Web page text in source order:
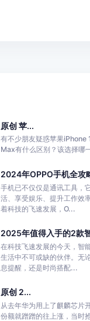
原创 苹...
有不少朋友疑惑苹果iPhone
Max有什么区别？该选择哪
2024年OPPO手机全攻
手机已不仅仅是通讯工具，
活、享受娱乐、提升工作效
着科技的飞速发展，O...
2025年值得入手的2款
在科技飞速发展的今天，智
生活中不可或缺的伙伴。无
息提醒，还是时尚搭配...
原创 2...
从去年华为用上了麒麟芯片
份额就蹭蹭的往上涨，当时